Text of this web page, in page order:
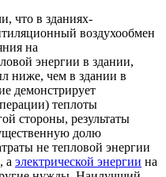
что в зданиях-
воздухообмен
на
энергии в здании,
ниже, чем в здании в
демонстрирует
теплоты
стороны, результаты
долю
не тепловой энергии
а электрической энергии на